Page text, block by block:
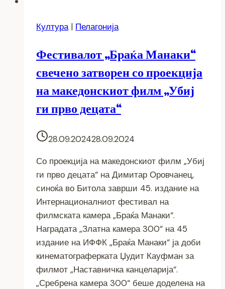
Култура| Пелагонија
Фестивалот „Браќа Манаки“
свечено затворен со проекција
на македонскиот филм „Убиј
ги прво децата“
28.09.202428.09.2024
Со проекција на македонскиот филм „Убиј
ги прво децата“ на Димитар Оровчанец,
синоќа во Битола заврши 45. издание на
Интернационалниот фестивал на
филмската камера „Браќа Манаки“.
Наградата „Златна камера 300“ на 45
издание на ИФФК „Браќа Манаки“ ја доби
кинематограферката Џудит Кауфман за
филмот „Наставничка канцеларија“.
„Сребрена камера 300“ беше доделена на